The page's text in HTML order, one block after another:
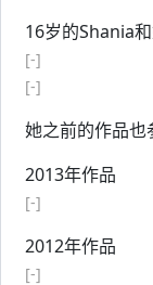
16岁的Shania和
[-]
[-]
她之前的作品也
2013年作品
[-]
2012年作品
[-]